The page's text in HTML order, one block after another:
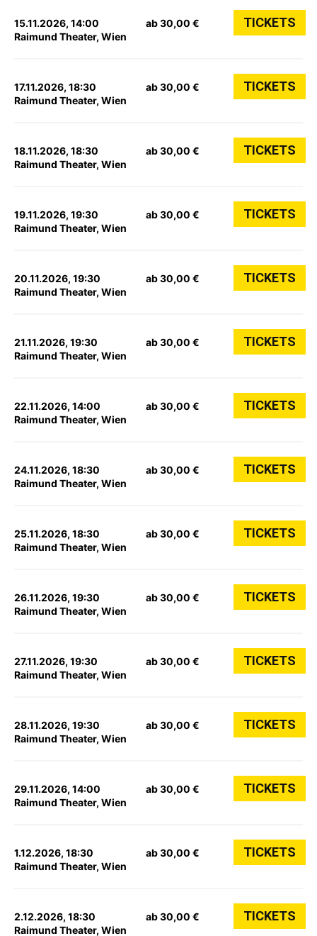
15.11.2026, 14:00
Raimund Theater, Wien
ab 30,00 € TICKETS
17.11.2026, 18:30
Raimund Theater, Wien
ab 30,00 € TICKETS
18.11.2026, 18:30
Raimund Theater, Wien
ab 30,00 € TICKETS
19.11.2026, 19:30
Raimund Theater, Wien
ab 30,00 € TICKETS
20.11.2026, 19:30
Raimund Theater, Wien
ab 30,00 € TICKETS
21.11.2026, 19:30
Raimund Theater, Wien
ab 30,00 € TICKETS
22.11.2026, 14:00
Raimund Theater, Wien
ab 30,00 € TICKETS
24.11.2026, 18:30
Raimund Theater, Wien
ab 30,00 € TICKETS
25.11.2026, 18:30
Raimund Theater, Wien
ab 30,00 € TICKETS
26.11.2026, 19:30
Raimund Theater, Wien
ab 30,00 € TICKETS
27.11.2026, 19:30
Raimund Theater, Wien
ab 30,00 € TICKETS
28.11.2026, 19:30
Raimund Theater, Wien
ab 30,00 € TICKETS
29.11.2026, 14:00
Raimund Theater, Wien
ab 30,00 € TICKETS
1.12.2026, 18:30
Raimund Theater, Wien
ab 30,00 € TICKETS
2.12.2026, 18:30
Raimund Theater, Wien
ab 30,00 € TICKETS